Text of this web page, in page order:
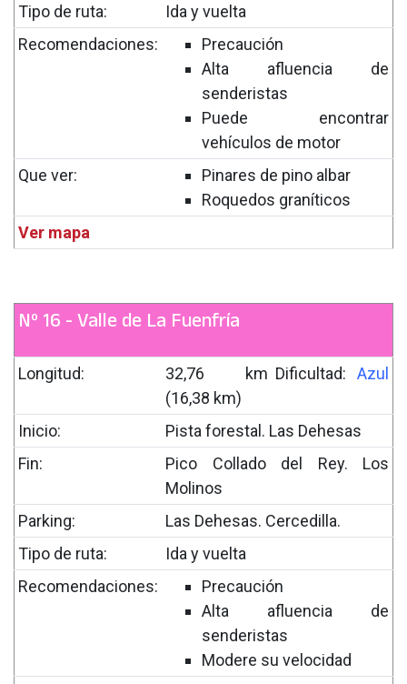
Tipo de ruta:
Ida y vuelta
Recomendaciones:
Precaución
Alta afluencia de
senderistas
Puede encontrar
vehículos de motor
Que ver:
Pinares de pino albar
Roquedos graníticos
Ver mapa
Nº 16 - Valle de La Fuenfría
Longitud:
32,76 km
(16,38 km)
Dificultad: Azul
Inicio:
Pista forestal. Las Dehesas
Fin:
Pico Collado del Rey. Los
Molinos
Parking:
Las Dehesas. Cercedilla.
Tipo de ruta:
Ida y vuelta
Recomendaciones:
Precaución
Alta afluencia de
senderistas
Modere su velocidad